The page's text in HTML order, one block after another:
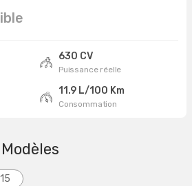
630 CV
Puissance réelle
11.9 L/100 Km
Consommation